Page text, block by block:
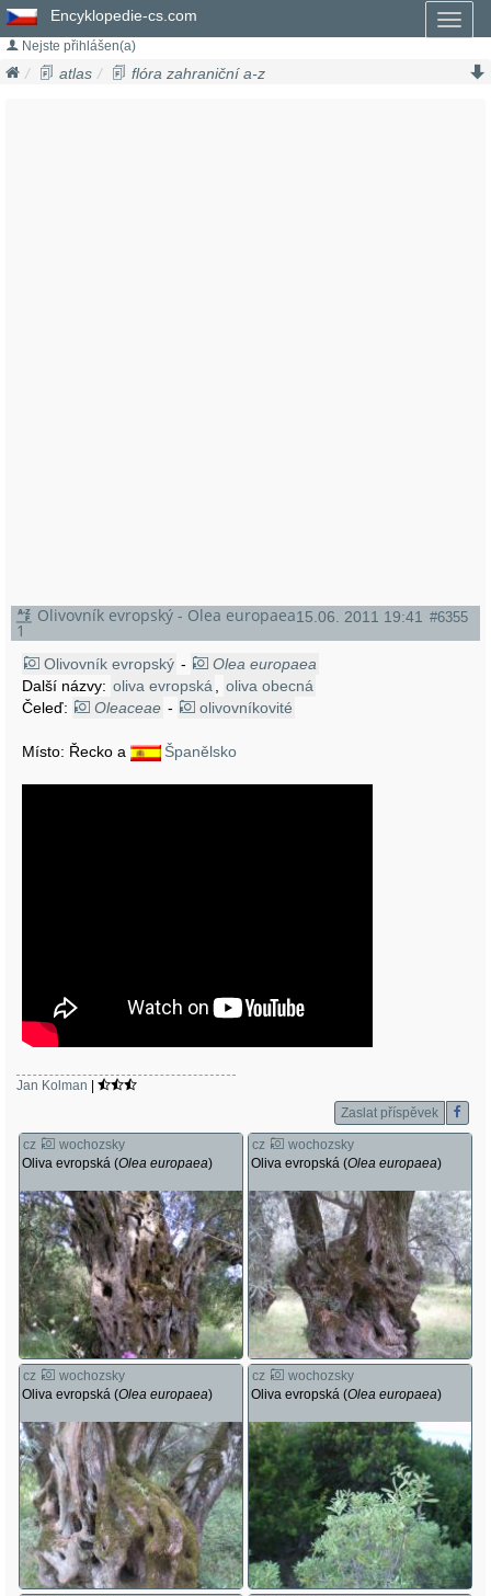
Encyklopedie-cs.com
Nejste přihlášen(a)
atlas
flóra zahraniční a-z
15.06. 2011 19:41 #6355
Olivovník evropský - Olea europaea
1
Olivovník evropský -
Olea europaea
Další názvy: oliva evropská
oliva obecná
Čeleď:
Oleaceae - olivovníkovité
Místo: Řecko a Španělsko
Jan Kolman
Zaslat příspěvek
cz
wochozsky
Oliva evropská (Olea europaea)
cz
wochozsky
Oliva evropská (Olea europaea)
cz
wochozsky
Oliva evropská (Olea europaea)
cz
wochozsky
Oliva evropská (Olea europaea)